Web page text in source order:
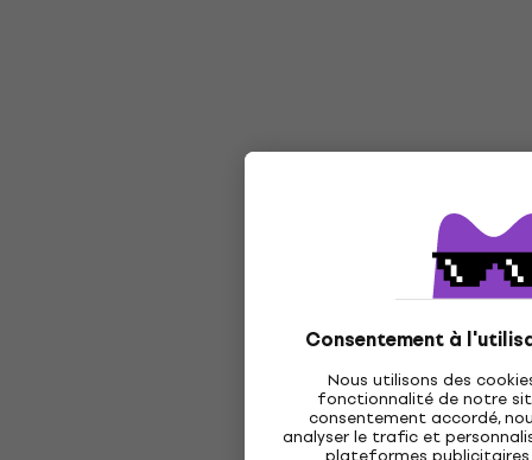
Consentement à
Nous utilisons des
fonctionnalité de notre
consentement accordé,
analyser le trafic et